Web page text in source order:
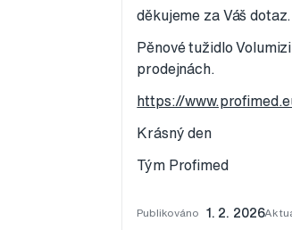
děkujeme za Váš dotaz.
Pěnové tužidlo
prodejnách.
https://
Krásný den
Tým Profimed
Publikováno 1. 2. 2026